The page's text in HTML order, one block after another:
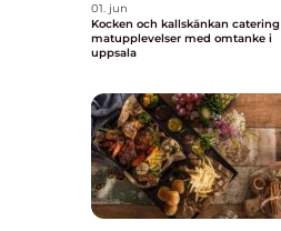
01. jun
Kocken och kallskänkan catering
matupplevelser med omtanke i
uppsala